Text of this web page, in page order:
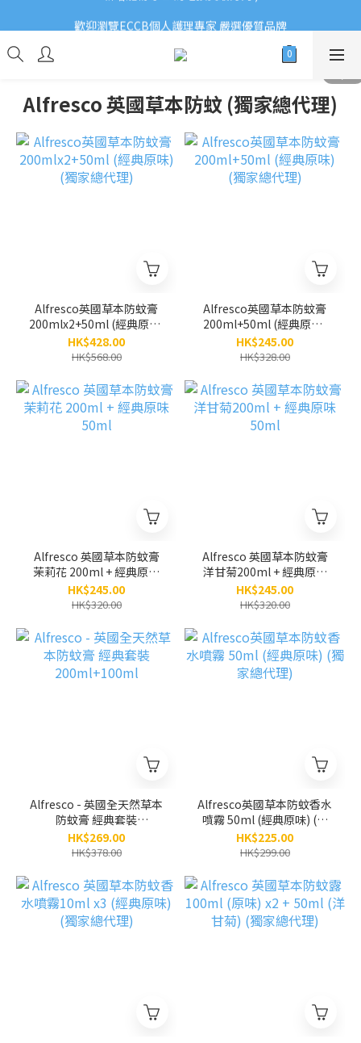
新增寵物專區 為毛孩買最好的:)
Alfresco 英國草本防蚊 (獨家總代理)
Alfresco英國草本防蚊膏
200mlx2+50ml (經典原味)
(獨家總代理)
HK$428.00
HK$568.00
Alfresco英國草本防蚊膏
200ml+50ml (經典原味)
(獨家總代理)
HK$245.00
HK$328.00
Alfresco 英國草本防蚊膏
茉莉花 200ml + 經典原味
50ml
HK$245.00
HK$320.00
Alfresco 英國草本防蚊膏
洋甘菊200ml + 經典原味
50ml
HK$245.00
HK$320.00
Alfresco - 英國全天然草本
防蚊膏 經典套裝
200ml+100ml
HK$269.00
HK$378.00
Alfresco英國草本防蚊香水
噴霧 50ml (經典原味) (獨
家總代理)
HK$225.00
HK$299.00